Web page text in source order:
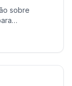
sobre